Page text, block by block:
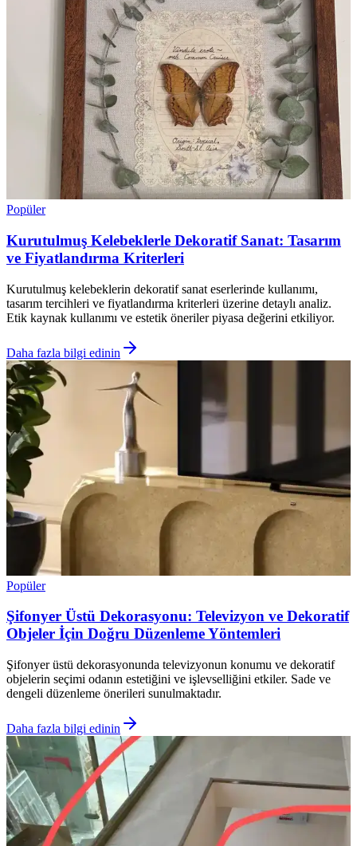
Popüler
Kurutulmuş Kelebeklerle Dekoratif Sanat: Tasarım
ve Fiyatlandırma Kriterleri
Kurutulmuş kelebeklerin dekoratif sanat eserlerinde kullanımı,
tasarım tercihleri ve fiyatlandırma kriterleri üzerine detaylı analiz.
Etik kaynak kullanımı ve estetik öneriler piyasa değerini etkiliyor.
Daha fazla bilgi edinin
Popüler
Şifonyer Üstü Dekorasyonu: Televizyon ve Dekoratif
Objeler İçin Doğru Düzenleme Yöntemleri
Şifonyer üstü dekorasyonunda televizyonun konumu ve dekoratif
objelerin seçimi odanın estetiğini ve işlevselliğini etkiler. Sade ve
dengeli düzenleme önerileri sunulmaktadır.
Daha fazla bilgi edinin